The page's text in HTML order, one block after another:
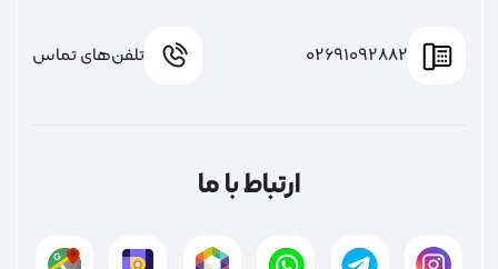
02691092882 تلفن‌های تماس
ارتباط با ما